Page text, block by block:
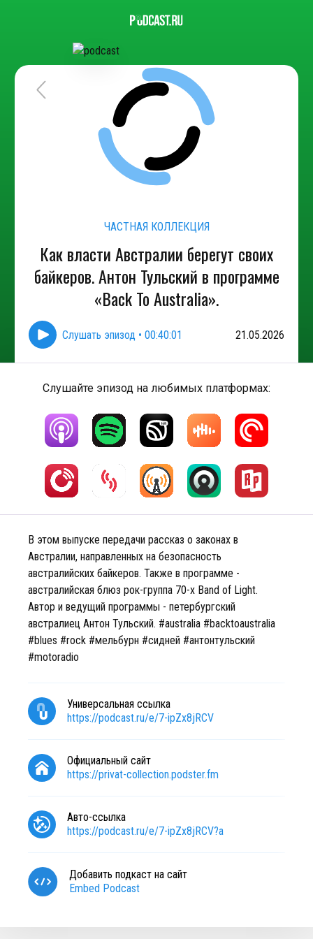
ЧАСТНАЯ КОЛЛЕКЦИЯ
Как власти Австралии берегут своих
байкеров. Антон Тульский в программе
«Вack To Australia».
Слушать эпизод • 00:40:01 21.05.2026
Слушайте эпизод на любимых платформах:
В этом выпуске передачи рассказ о законах в
Австралии, направленных на безопасность
австралийских байкеров. Также в программе -
австралийская блюз рок-группа 70-х Band of Light.
Автор и ведущий программы - петербургский
австралиец Антон Тульский. #australia #backtoaustralia
#blues #rock #мельбурн #сидней #антонтульский
#motoradio
Универсальная ссылка
https://podcast.ru/e/7-ipZx8jRCV
Официальный сайт
https://privat-collection.podster.fm
Авто-ссылка
https://podcast.ru/e/7-ipZx8jRCV?a
Добавить подкаст на сайт
Embed Podcast